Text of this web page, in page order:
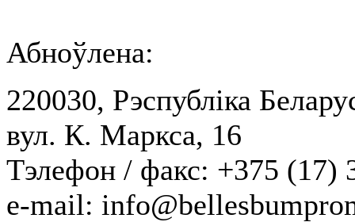
Абноўлена:
220030, Рэспубліка
вул. К. Маркса, 16
Тэлефон / факс: +375 (17)
e-mail: